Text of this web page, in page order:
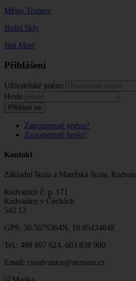
Město Trutnov
Jízdní řády
Jitsi Meet
Přihlášení
Uživatelské jméno
Heslo
Přihlásit se
Zapomenuté jméno?
Zapomenuté heslo?
Kontakt
Základní škola a Mateřská škola,
Radvanice č. p. 171
Radvanice v Čechách
542 12
GPS: 50.5676364N, 16.0543464E
Tel.: 499 897 624, 603 838 900
Email: zsradvanice@seznam.cz